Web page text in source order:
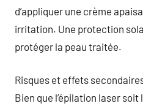
d’appliquer une crème
irritation. Une protection
protéger la peau traitée.
Risques et effets
Bien que l’épilation laser